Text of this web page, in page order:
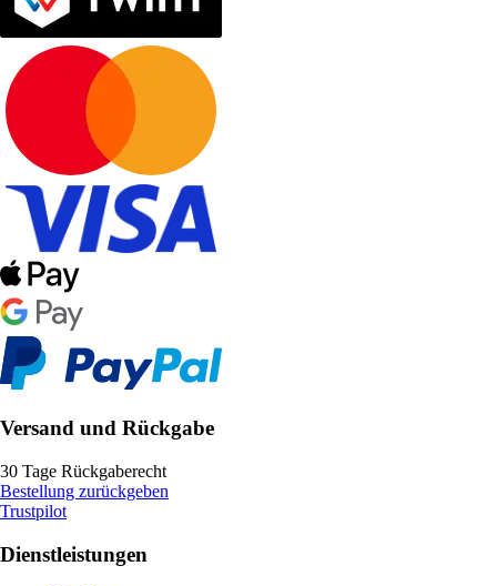
Versand und Rückgabe
30 Tage Rückgaberecht
Bestellung zurückgeben
Trustpilot
Dienstleistungen